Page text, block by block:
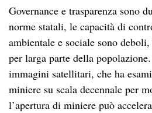
Governance e trasparenza sono
norme statali, le capacità di
ambientale e sociale sono
per larga parte della
immagini satellitari, che ha
miniere su scala decennale per
l’apertura di miniere può